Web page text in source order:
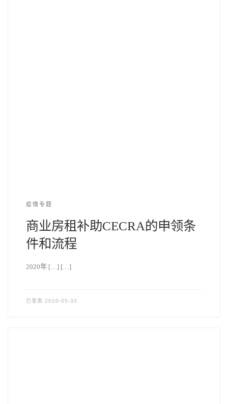
疫情专题
商业房租补助CECRA的申领条
件和流程
2020年 […] […]
已发表 2020-05-30